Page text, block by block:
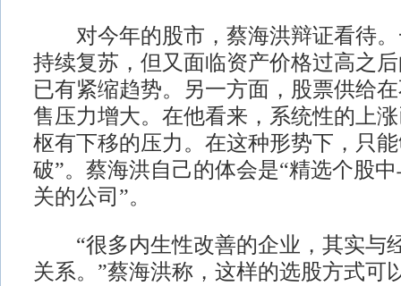
对今年的股市，蔡海洪辩证看待。
持续复苏，但又面临资产价格过高之
已有紧缩趋势。另一方面，股票供给
售压力增大。在他看来，系统性的上
枢有下移的压力。在这种形势下，只
破”。蔡海洪自己的体会是“精选个股
关的公司”。
“很多内生性改善的企业，其实与
关系。”蔡海洪称，这样的选股方式可